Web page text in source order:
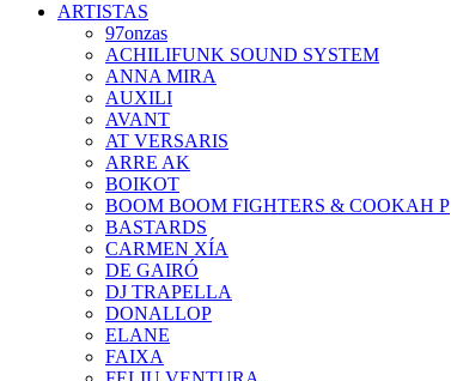
ARTISTAS
97onzas
ACHILIFUNK SOUND SYSTEM
ANNA MIRA
AUXILI
AVANT
AT VERSARIS
ARRE AK
BOIKOT
BOOM BOOM FIGHTERS & COOKAH P
BASTARDS
CARMEN XÍA
DE GAIRÓ
DJ TRAPELLA
DONALLOP
ELANE
FAIXA